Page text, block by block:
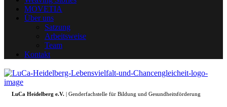
MOVETIA
Über uns
Satzung
Arbeitsweise
Team
Kontakt
LuCa Heidelberg e.V. | Genderfachstelle für Bildung und Gesundheitsförderung